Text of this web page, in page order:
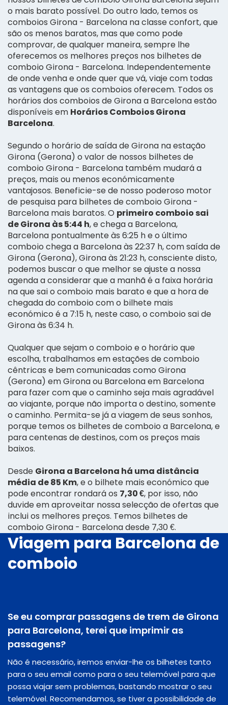
o mais barato possível. Do outro lado, temos os
comboios Girona - Barcelona na classe confort, que
são os menos baratos, mas que como pode
comprovar, de qualquer maneira, sempre lhe
oferecemos os melhores preços nos bilhetes de
comboio Girona - Barcelona. Independentemente
de onde venha e onde quer que vá, viaje com todas
as vantagens que os comboios oferecem. Todos os
horários dos comboios de Girona a Barcelona estão
disponíveis em Horários Comboios Girona
Barcelona.
Segundo o horário de saída de Girona na estação
Girona (Gerona) o valor de nossos bilhetes de
comboio Girona - Barcelona também mudará a
preços, mais ou menos económicamente
vantajosos. Beneficie-se de nosso poderoso motor
de pesquisa para bilhetes de comboio Girona -
Barcelona mais baratos. O primeiro comboio sai
de Girona às 5:44 h, e chega a Barcelona,
Barcelona pontualmente às 6:25 h e o último
comboio chega a Barcelona às 22:37 h, com saída de
Girona (Gerona), Girona às 21:23 h, consciente disto,
podemos buscar o que melhor se ajuste a nossa
agenda a considerar que a manhã é a faixa horária
na que sai o comboio mais barato e que a hora de
chegada do comboio com o bilhete mais
económico é a 7:15 h, neste caso, o comboio sai de
Girona às 6:34 h.
Qualquer que sejam o comboio e o horário que
escolha, trabalhamos em estações de comboio
cêntricas e bem comunicadas como Girona
(Gerona) em Girona ou Barcelona em Barcelona
para fazer com que o caminho seja mais agradável
ao viajante, porque não importa o destino, somente
o caminho. Permita-se já a viagem de seus sonhos,
porque temos os bilhetes de comboio a Barcelona, e
para centenas de destinos, com os preços mais
baixos.
Desde Girona a Barcelona há uma distância
média de 85 Km, e o bilhete mais económico que
pode encontrar rondará os 7,30 €, por isso, não
duvide em aproveitar nossa selecção de ofertas que
inclui os melhores preços. Temos bilhetes de
comboio Girona - Barcelona desde 7,30 €.
Viagem para Barcelona de
comboio
Se eu comprar passagens de trem de Girona
para Barcelona, terei que imprimir as
passagens?
Não é necessário, iremos enviar-lhe os bilhetes tanto
para o seu email como para o seu telemóvel para que
possa viajar sem problemas, bastando mostrar o seu
telemóvel. Recomendamos, se tiver a possibilidade de